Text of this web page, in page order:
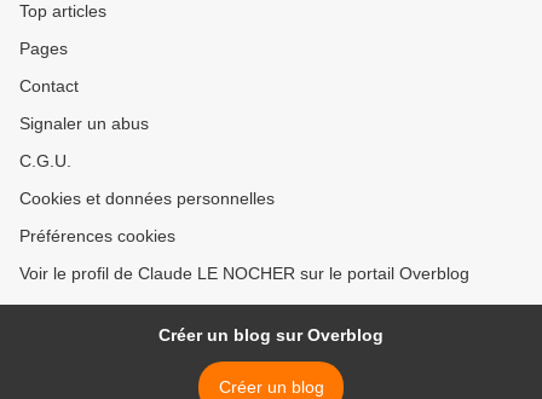
Top articles
Pages
Contact
Signaler un abus
C.G.U.
Cookies et données personnelles
Préférences cookies
Voir le profil de Claude LE NOCHER sur le portail Overblog
Créer un blog sur Overblog
Créer un blog